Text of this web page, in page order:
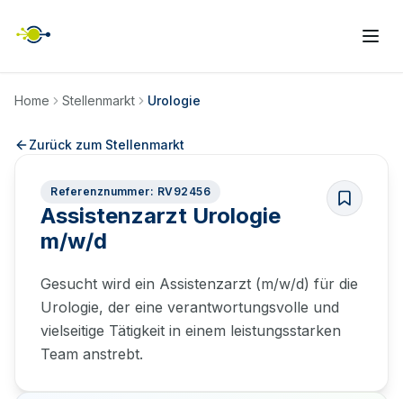
Home Stellenmarkt Urologie
Zurück zum Stellenmarkt
Referenznummer: RV92456
Assistenzarzt Urologie
m/w/d
Gesucht wird ein Assistenzarzt (m/w/d) für die
Urologie, der eine verantwortungsvolle und
vielseitige Tätigkeit in einem leistungsstarken
Team anstrebt.